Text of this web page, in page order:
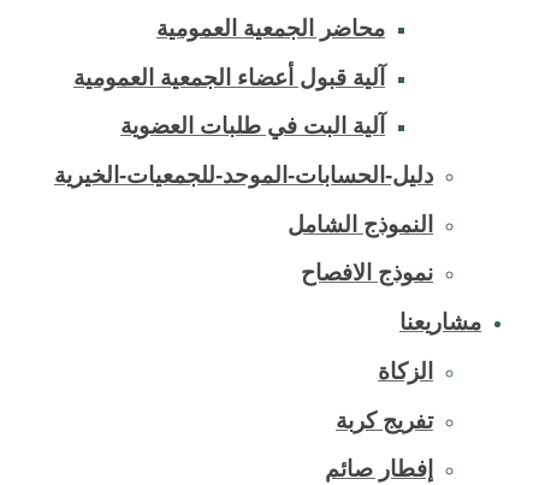
محاضر الجمعية العمومية
آلية قبول أعضاء الجمعية العمومية
آلية البت في طلبات العضوية
دليل-الحسابات-الموحد-للجمعيات-الخيرية
النموذج الشامل
نموذج الافصاح
مشاريعنا
الزكاة
تفريج كربة
إفطار صائم